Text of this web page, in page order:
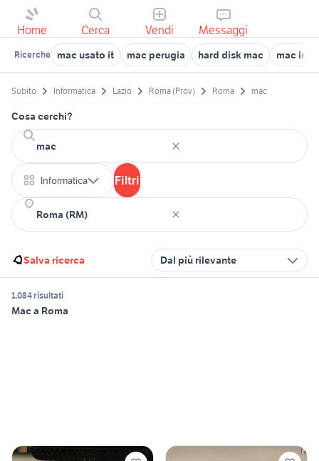
Home Cerca Vendi Messaggi
Ricerche mac usato it mac perugia hard disk mac mac
Subito Informatica Lazio Roma (Prov) Roma mac
Cosa cerchi?
Informatica Filtri
Salva ricerca Dal più rilevante
1.084 risultati
Mac a Roma